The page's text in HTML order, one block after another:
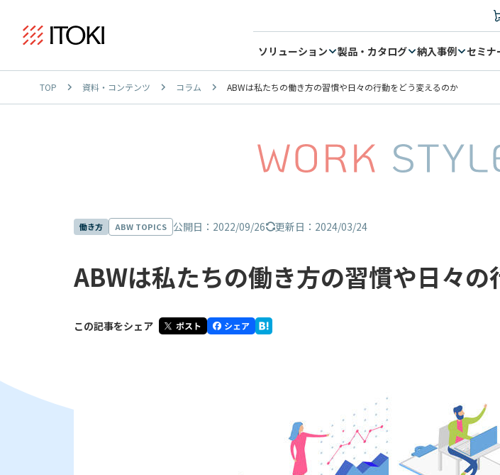
ソリューション 製品・カタログ 納入事例 セミナ
TOP 資料・コンテンツ コラム ABWは私たちの働き方の習慣や日々の行動をどう変えるのか
働き方 ABW TOPICS 公開日：2022/09/26 更新日：2024/03/24
ABWは私たちの働き方の習慣や日々
この記事をシェア